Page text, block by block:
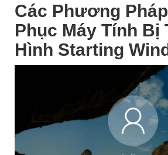
Các Phương
Phục Máy Tính Bị
Hình Starting